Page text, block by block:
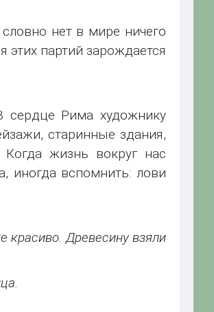
нет в мире ничего
партий зарождается
Рима художнику
старинные здания,
жизнь вокруг нас
иногда вспомнить: лови
Древесину взяли